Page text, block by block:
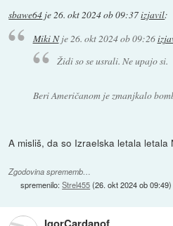
sbawe64 je26. okt 2024 ob 09:37izjavil:
Miki Nje 26. okt 2024 ob 09:26
Židi so se usrali. Ne upajo si.
Beri Američanom je zmanjkalo
A misliš, da so Izraelska letala letala
Zgodovina sprememb…
spremenilo:Strel455(26. okt 2024 ob 09:49)
IgorCardanof